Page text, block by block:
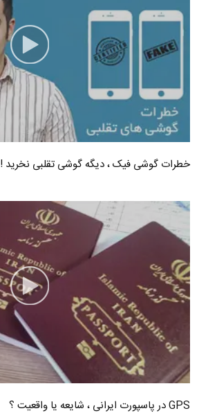
خطرات گوشی فیک ، دیگه گوشی تقلبی نخرید !
GPS در پاسپورت ایرانی ، شایعه یا واقعیت ؟